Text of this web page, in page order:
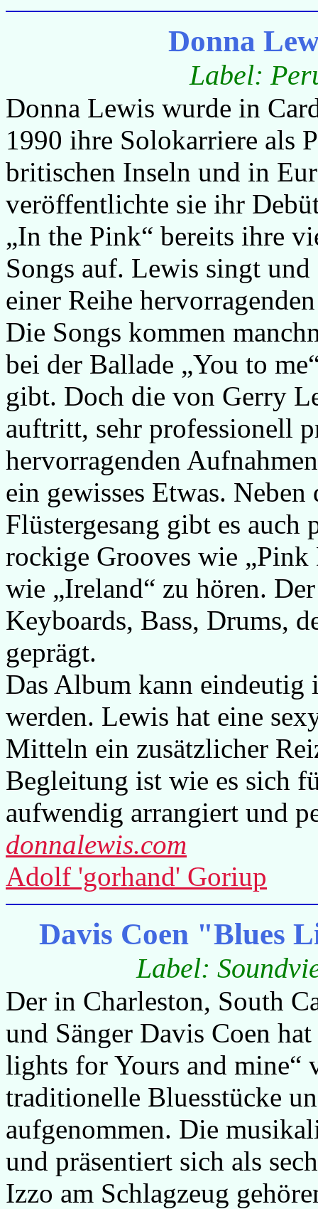
Donna
Label:
Donna Lewis wurde in
1990 ihre Solokarriere als
britischen Inseln und in
veröffentlichte sie ihr
„In the Pink“ bereits ihre
Songs auf. Lewis singt
einer Reihe
Die Songs kommen
bei der Ballade „You to
gibt. Doch die von Gerry
auftritt, sehr professionell
hervorragenden
ein gewisses Etwas.
Flüstergesang gibt es auch
rockige Grooves wie „Pink
wie „Ireland“ zu hören.
Keyboards, Bass, Drums,
geprägt.
Das Album kann eindeutig
werden. Lewis hat eine
Mitteln ein zusätzlicher
Begleitung ist wie es sich
aufwendig arrangiert und
donnalewis.com
Adolf 'gorhand' Goriup
Davis Coen "Blues
Label:
Der in Charleston, South
und Sänger Davis Coen
lights for Yours and mine“
traditionelle Bluesstücke
aufgenommen. Die
und präsentiert sich als
Izzo am Schlagzeug